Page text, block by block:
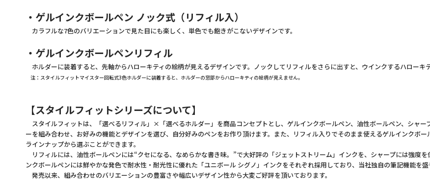
・ゲルインクボールペン ノック式（リフィル入）
カラフルな7色のバリエーションで見た目にも楽しく、単色でも飽きがこないデザインです。
・ゲルインクボールペンリフィル
ホルダーに装着すると、先軸からハローキティの絵柄が見えるデザインです。ノックしてリフィルをさらに出すと、ウインクするハローキ
注：スタイルフィットマイスター回転式3色ホルダーに装着すると、ホルダーの窓部からハローキティの絵柄が見えません。
【スタイルフィットシリーズについて】
スタイルフィットは、「選べるリフィル」×「選べるホルダー」を商品コンセプトとし、ゲルインクボールペン、油性ボールペン、シャ
ーを組み合わせ、お好みの機能とデザインを選び、自分好みのペンをお作り頂けます。また、リフィル入りでそのまま使えるゲルインクボ
ラインナップから選ぶことができます。
リフィルには、油性ボールペンには“クセになる、なめらかな書き味。”で大好評の「ジェットストリーム」インクを、シャープには強度
ンクボールペンには鮮やかな発色で耐水性・耐光性に優れた「ユニボール シグノ」インクをそれぞれ採用しており、当社独自の筆記機能を盛
発売以来、組み合わせのバリエーションの豊富さや幅広いデザイン性から大変ご好評を頂いております。